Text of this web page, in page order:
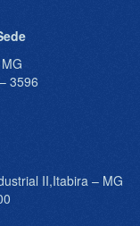
3596
II,Itabira – MG